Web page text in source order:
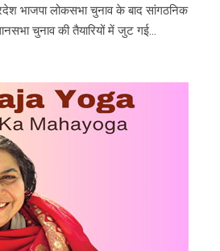
भाजपा लोकसभा चुनाव के बाद सांगठनिक
चुनाव की तैयारियों में जुट गई...